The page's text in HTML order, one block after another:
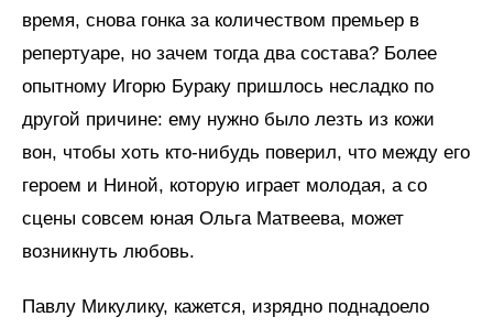
время, снова гонка за количеством премьер в
репертуаре, но зачем тогда два состава? Более
опытному Игорю Бураку пришлось несладко по
другой причине: ему нужно было лезть из кожи
вон, чтобы хоть кто-нибудь поверил, что между его
героем и Ниной, которую играет молодая, а со
сцены совсем юная Ольга Матвеева, может
возникнуть любовь.
Павлу Микулику, кажется, изрядно поднадоело